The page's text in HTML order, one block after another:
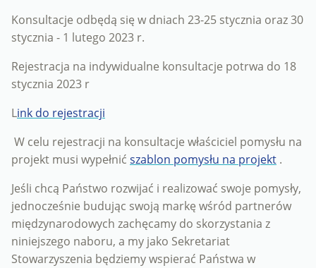
Konsultacje odbędą się w dniach 23-25 ​​stycznia oraz 30
stycznia - 1 lutego 2023 r.
Rejestracja na indywidualne konsultacje potrwa do 18
stycznia 2023 r
Link do rejestracji
W celu rejestracji na konsultacje właściciel pomysłu na
projekt musi wypełnić szablon pomysłu na projekt .
Jeśli chcą Państwo rozwijać i realizować swoje pomysły,
jednocześnie budując swoją markę wśród partnerów
międzynarodowych zachęcamy do skorzystania z
niniejszego naboru, a my jako Sekretariat
Stowarzyszenia będziemy wspierać Państwa w